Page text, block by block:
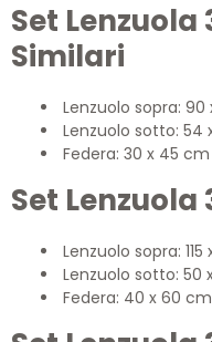
Set Lenzuola
Similari
Lenzuolo sopra: 90
Lenzuolo sotto: 54
Federa: 30 x 45 cm
Set Lenzuola
Lenzuolo sopra: 115
Lenzuolo sotto: 50 x
Federa: 40 x 60 cm